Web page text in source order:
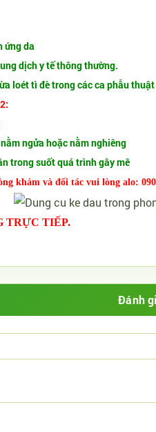
ứng da
dịch y tế thông thường.
loét tì đè trong các ca phẫu
ngửa hoặc nằm nghiêng
trong suốt quá trình gây mê
khám và đối tác vui lòng alo:
TRỰC TIẾP.
Đánh